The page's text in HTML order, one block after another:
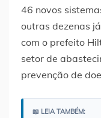
46 novos
outras dezenas
com o prefeito
setor de
prevenção de
📖 LEIA TAMBÉM: